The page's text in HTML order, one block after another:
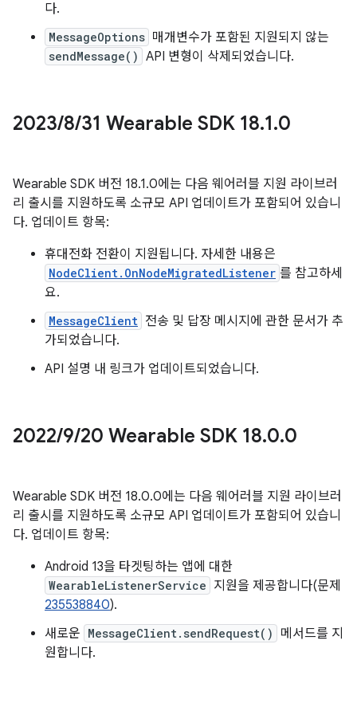
다.
MessageOptions 매개변수가 포함된 지원되지 않는
sendMessage() API 변형이 삭제되었습니다.
2023/8/31 Wearable SDK 18.1.0
Wearable SDK 버전 18.1.0에는 다음 웨어러블 지원 라이브러
리 출시를 지원하도록 소규모 API 업데이트가 포함되어 있습니
다. 업데이트 항목:
휴대전화 전환이 지원됩니다. 자세한 내용은
NodeClient.OnNodeMigratedListener 를 참고하세
요.
MessageClient 전송 및 답장 메시지에 관한 문서가 추
가되었습니다.
API 설명 내 링크가 업데이트되었습니다.
2022/9/20 Wearable SDK 18.0.0
Wearable SDK 버전 18.0.0에는 다음 웨어러블 지원 라이브러
리 출시를 지원하도록 소규모 API 업데이트가 포함되어 있습니
다. 업데이트 항목:
Android 13을 타겟팅하는 앱에 대한
WearableListenerService 지원을 제공합니다(문제
235538840).
새로운 MessageClient.sendRequest()
메서드를 지
원합니다.